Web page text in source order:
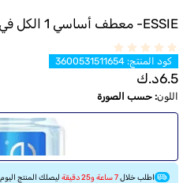
ESSIE- معطف أساسي 1 الكل في واحد
كود المنتج:
3600531511654
6.5د.ك
اللون: حسب الصورة
اطلب خلال7 ساعة و25 دقيقة ليصلك المنتج اليوم